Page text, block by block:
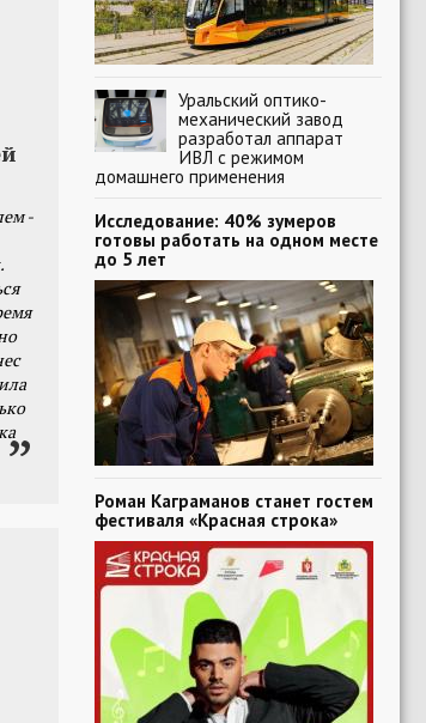
-
Уральский оптико-
механический завод
разработал аппарат
ИВЛ с режимом
домашнего применения
Исследование: 40% зумеров
готовы работать на одном месте
до 5 лет
Роман Каграманов станет гостем
фестиваля «Красная строка»